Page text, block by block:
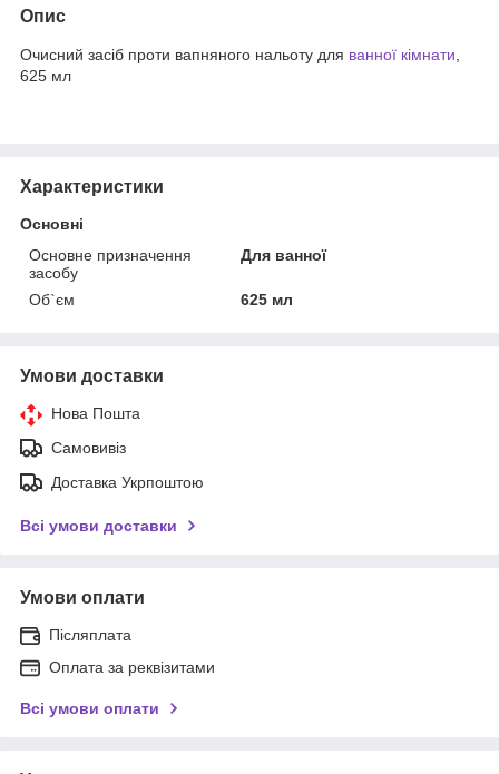
Опис
Очисний засіб проти вапняного нальоту для ванної кімнати
625 мл
Характеристики
Основні
Основне призначення
засобу
Для ванної
Об`єм 625 мл
Умови доставки
Нова Пошта
Самовивіз
Доставка Укрпоштою
Всі умови доставки
Умови оплати
Післяплата
Оплата за реквізитами
Всі умови оплати